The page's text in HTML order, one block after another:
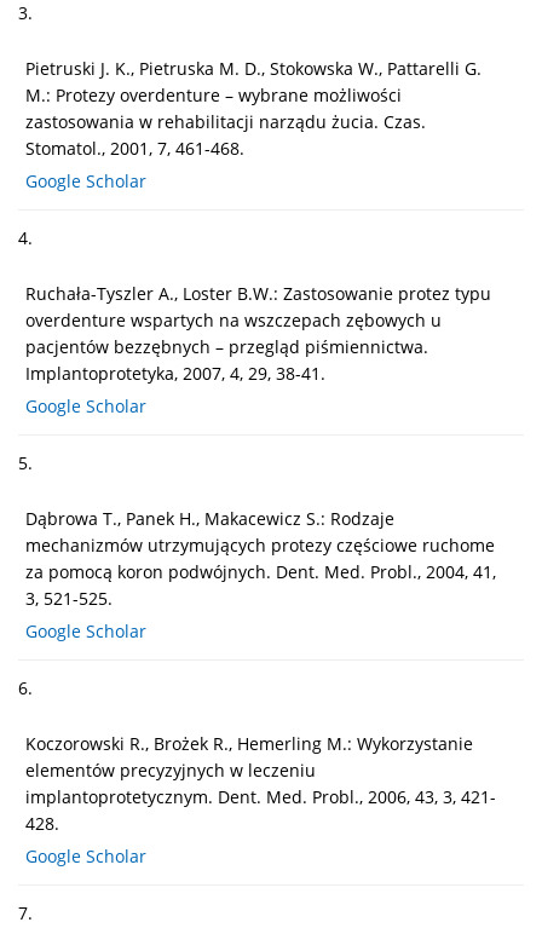
3.
Pietruski J. K., Pietruska M. D., Stokowska W., Pattarelli G.
M.: Protezy overdenture – wybrane możliwości
zastosowania w rehabilitacji narządu żucia. Czas.
Stomatol., 2001, 7, 461-468.
Google Scholar
4.
Ruchała-Tyszler A., Loster B.W.: Zastosowanie protez typu
overdenture wspartych na wszczepach zębowych u
pacjentów bezzębnych – przegląd piśmiennictwa.
Implantoprotetyka, 2007, 4, 29, 38-41.
Google Scholar
5.
Dąbrowa T., Panek H., Makacewicz S.: Rodzaje
mechanizmów utrzymujących protezy częściowe ruchome
za pomocą koron podwójnych. Dent. Med. Probl., 2004, 41,
3, 521-525.
Google Scholar
6.
Koczorowski R., Brożek R., Hemerling M.: Wykorzystanie
elementów precyzyjnych w leczeniu
implantoprotetycznym. Dent. Med. Probl., 2006, 43, 3, 421-
428.
Google Scholar
7.